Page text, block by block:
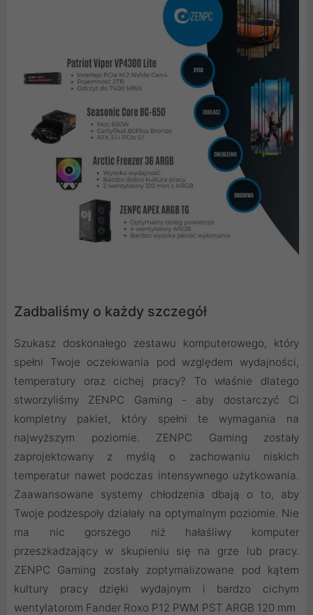
Zadbaliśmy o każdy szczegół
Szukasz doskonałego zestawu komputerowego, który
spełni Twoje oczekiwania pod względem wydajności,
temperatury oraz cichej pracy? To właśnie dlatego
stworzyliśmy ZENPC Gaming - aby dostarczyć Ci
kompletny pakiet, który spełni te wymagania na
najwyższym poziomie. ZENPC Gaming zostały
zaprojektowany z myślą o zachowaniu niskich
temperatur nawet podczas intensywnego użytkowania.
Zaawansowane systemy chłodzenia dbają o to, aby
Twoje podzespoły działały na optymalnym poziomie. Nie
ma nic gorszego niż hałaśliwy komputer
przeszkadzający w skupieniu się na grze lub pracy.
ZENPC Gaming zostały zoptymalizowane pod kątem
kultury pracy dzięki wydajnym i bardzo cichym
wentylatorom Fander Roxo P12 PWM PST ARGB 120 mm